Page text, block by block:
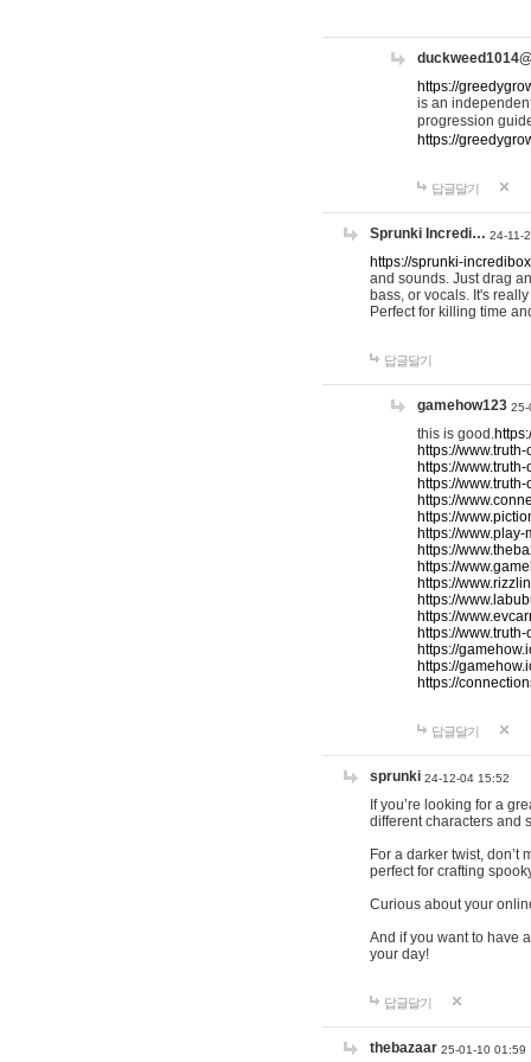
https://
is an
progression
https://
답글달기
Sprunki Incredi… 24-11-
https://sprunki-
and sounds. Just drag
bass, or vocals. It's
Perfect for killing time
답글달기
gamehow123 25-
this is good.
https://
https://
https://
https://
https://
https://
https://
https://
https://
https://
https://
https://
https://
https://
https://
답글달기
sprunki 24-12-04 15:52
If you’re looking for a
different characters and
For a darker twist, don’t
perfect for crafting
Curious about your
And if you want to have
your day!
답글달기
thebazaar 25-01-10 01:59